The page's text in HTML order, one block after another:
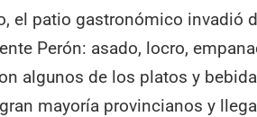
el patio gastronómico invadió
Perón: asado, locro,
algunos de los platos y
mayoría provincianos y